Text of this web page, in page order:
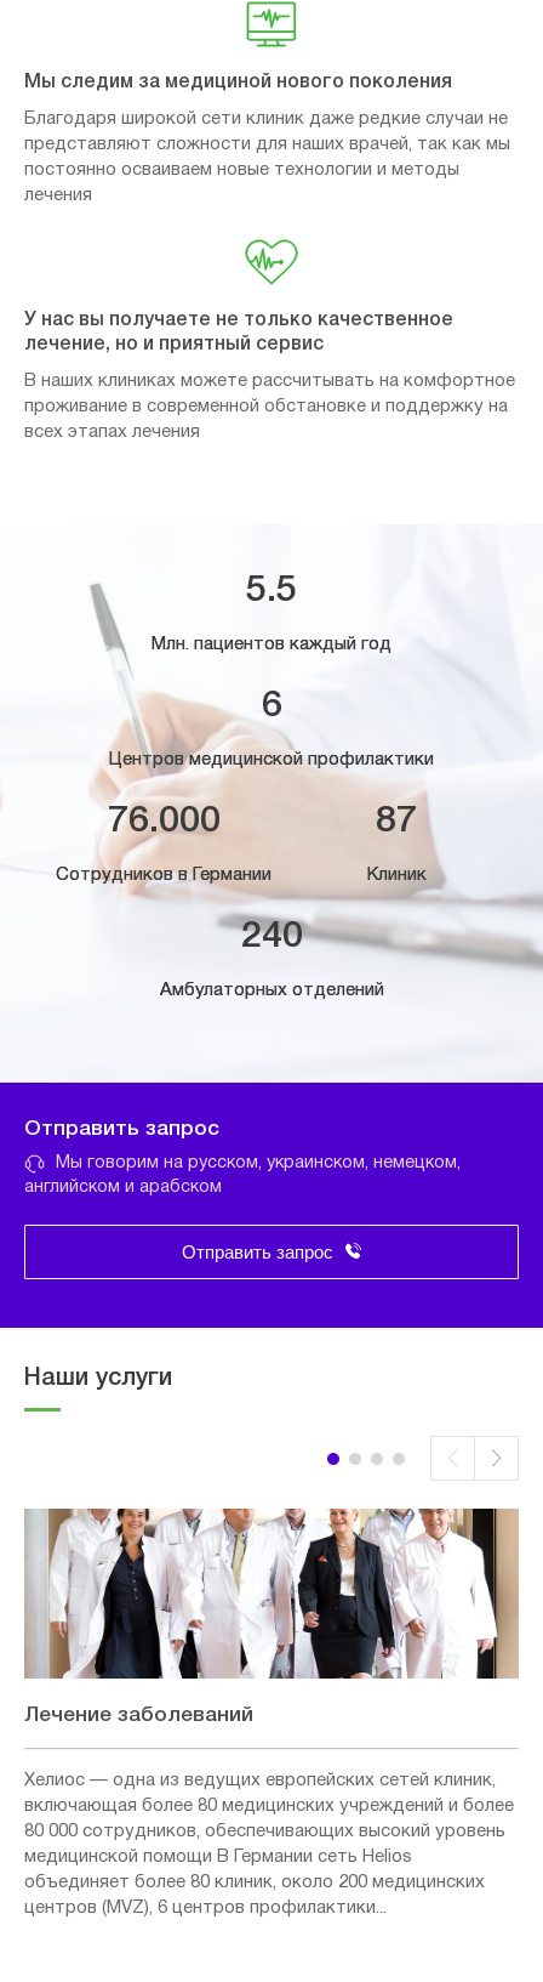
Мы следим за медициной нового поколения
Благодаря широкой сети клиник даже редкие случаи не
представляют сложности для наших врачей, так как мы
постоянно осваиваем новые технологии и методы
лечения
У нас вы получаете не только качественное
лечение, но и приятный сервис
В наших клиниках можете рассчитывать на комфортное
проживание в современной обстановке и поддержку на
всех этапах лечения
5.5
Млн. пациентов каждый год
6
Центров медицинской профилактики
76.000
Сотрудников в Германии
87
Клиник
240
Амбулаторных отделений
Отправить запрос
Мы говорим на русском, украинском, немецком,
английском и арабском
Отправить запрос
Наши услуги
Лечение заболеваний
Хелиос — одна из ведущих европейских сетей клиник,
включающая более 80 медицинских учреждений и более
80 000 сотрудников, обеспечивающих высокий уровень
медицинской помощи В Германии сеть Helios
объединяет более 80 клиник, около 200 медицинских
центров (MVZ), 6 центров профилактики...